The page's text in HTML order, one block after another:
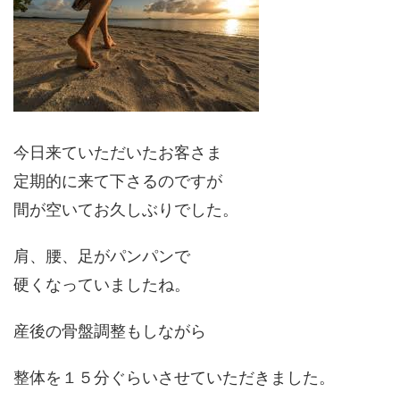
今日来ていただいたお客さま
定期的に来て下さるのですが
間が空いてお久しぶりでした。
肩、腰、足がパンパンで
硬くなっていましたね。
産後の骨盤調整もしながら
整体を１５分ぐらいさせていただきました。